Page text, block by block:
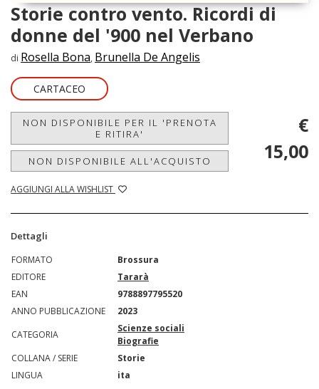
Storie contro vento. Ricordi di
donne del '900 nel Verbano
di Rosella Bona, Brunella De Angelis
CARTACEO
NON DISPONIBILE PER IL 'PRENOTA
E RITIRA'
NON DISPONIBILE ALL'ACQUISTO
AGGIUNGI ALLA WISHLIST
€
15,00
Dettagli
FORMATO
Brossura
EDITORE
Tararà
EAN
9788897795520
ANNO PUBBLICAZIONE
2023
CATEGORIA
Scienze sociali
Biografie
COLLANA / SERIE
Storie
LINGUA
ita